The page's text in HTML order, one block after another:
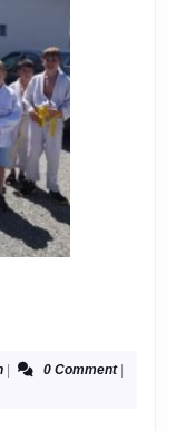
Florian0 Comment